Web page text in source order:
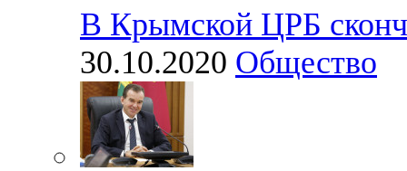
В Крымской ЦРБ
30.10.2020 Общество